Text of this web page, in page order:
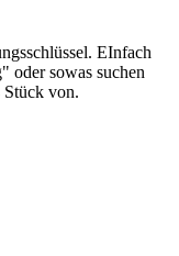
EInfach
oder sowas suchen
Stück von.